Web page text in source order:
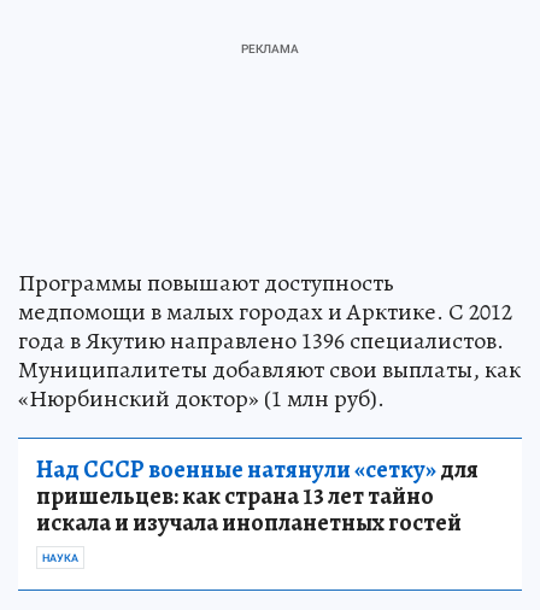
Программы повышают доступность
медпомощи в малых городах и Арктике. С 2012
года в Якутию направлено 1396 специалистов.
Муниципалитеты добавляют свои выплаты, как
«Нюрбинский доктор» (1 млн руб).
Над СССР военные натянули «сетку»для
пришельцев: как страна 13 лет тайно
искала и изучала инопланетных гостей
НАУКА